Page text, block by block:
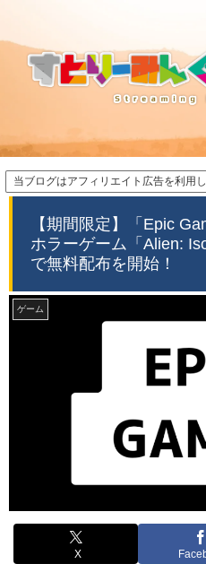
当ブログはアフィリエイト広告を利用
【期間限定】「Epic
ホラーゲーム「Alien:
で無料配布を開始！
ゲーム
X